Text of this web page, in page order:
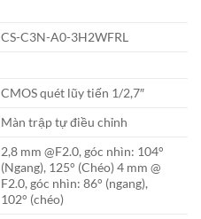
CS-C3N-A0-3H2WFRL
CMOS quét lũy tiến 1/2,7″
Màn trập tự điều chỉnh
2,8 mm @F2.0, góc nhìn: 104°
(Ngang), 125° (Chéo) 4 mm @
F2.0, góc nhìn: 86° (ngang),
102° (chéo)